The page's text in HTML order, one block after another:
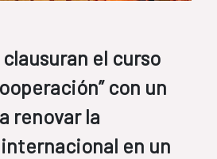
clausuran el curso
con un
renovar la
en un